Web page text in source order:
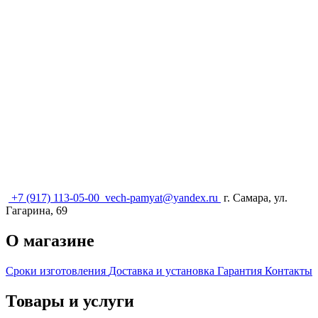
+7 (917) 113-05-00 vech-pamyat@yandex.ru г. Самара, ул.
Гагарина, 69
О магазине
Сроки изготовления Доставка и установка Гарантия Контакты
Товары и услуги